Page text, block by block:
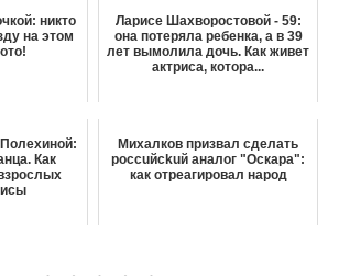
никто
на этом
Ларисе Шахворостовой - 59:
она потеряла ребенка, а в 39
лет вымолила дочь. Как живет
актриса, котора...
Как
Михалков призвал сделать
россuйсkuй аналог "Оскара":
как отреагировал народ